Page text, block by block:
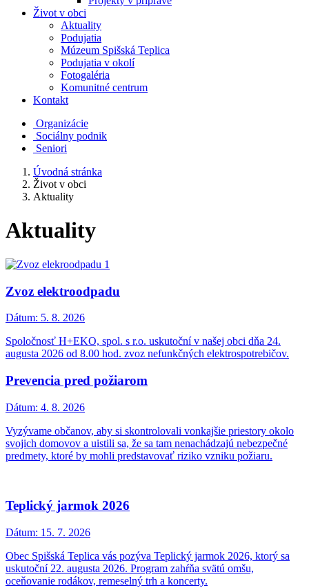
Život v obci
Aktuality
Podujatia
Múzeum Spišská Teplica
Podujatia v okolí
Fotogaléria
Komunitné centrum
Kontakt
Organizácie
Sociálny podnik
Seniori
Úvodná stránka
Život v obci
Aktuality
Aktuality
Zvoz elektroodpadu
Dátum: 5. 8. 2026
Spoločnosť H+EKO, spol. s r.o. uskutoční v našej obci dňa 24.
augusta 2026 od 8.00 hod. zvoz nefunkčných elektrospotrebičov.
Prevencia pred požiarom
Dátum: 4. 8. 2026
Vyzývame občanov, aby si skontrolovali vonkajšie priestory okolo
svojich domovov a uistili sa, že sa tam nenachádzajú nebezpečné
predmety, ktoré by mohli predstavovať riziko vzniku požiaru.
Teplický jarmok 2026
Dátum: 15. 7. 2026
Obec Spišská Teplica vás pozýva Teplický jarmok 2026, ktorý sa
uskutoční 22. augusta 2026. Program zahŕňa svätú omšu,
oceňovanie rodákov, remeselný trh a koncerty.